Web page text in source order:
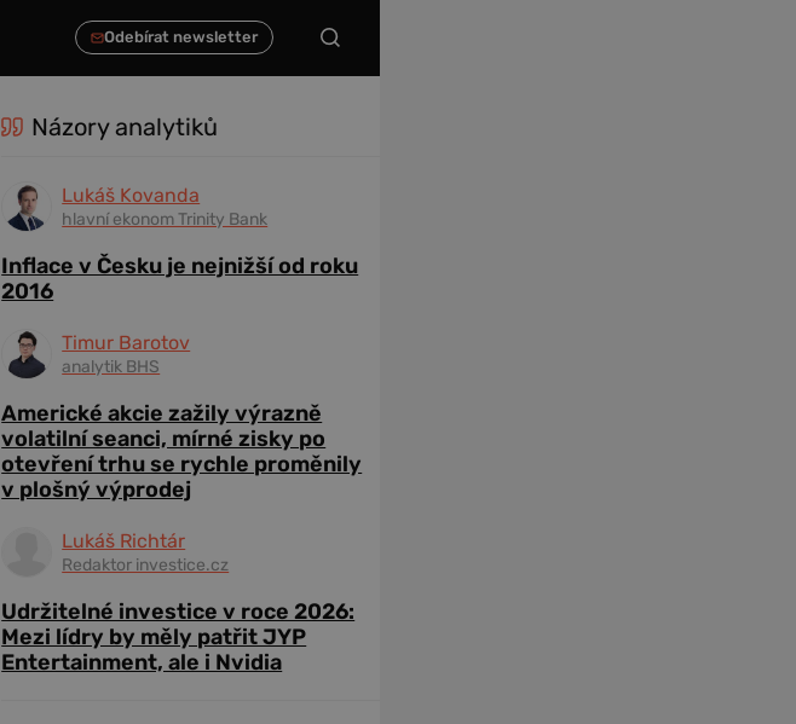
Názory analytiků
Lukáš Kovanda
hlavní ekonom Trinity Bank
Inflace v Česku je nejnižší od roku
2016
Timur Barotov
analytik BHS
Americké akcie zažily výrazně
volatilní seanci, mírné zisky po
otevření trhu se rychle proměnily
v plošný výprodej
Lukáš Richtár
Redaktor investice.cz
Udržitelné investice v roce 2026:
Mezi lídry by měly patřit JYP
Entertainment, ale i Nvidia